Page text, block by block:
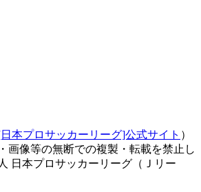
本プロサッカーリーグ]公式サイト ）
画像等の無断での複製・転載を禁止し
日本プロサッカーリーグ（Ｊリー